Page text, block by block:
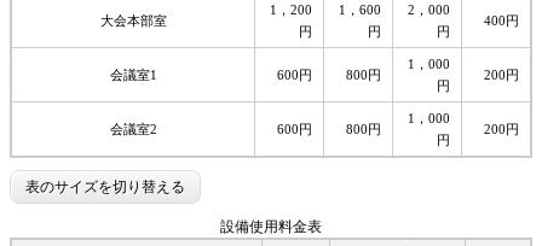
大会本部室
1，200
円
1，600
円
2，000
円
400円
会議室1 600円 800円
1，000
円
200円
会議室2 600円 800円
1，000
円
200円
表のサイズを切り替える
設備使用料金表